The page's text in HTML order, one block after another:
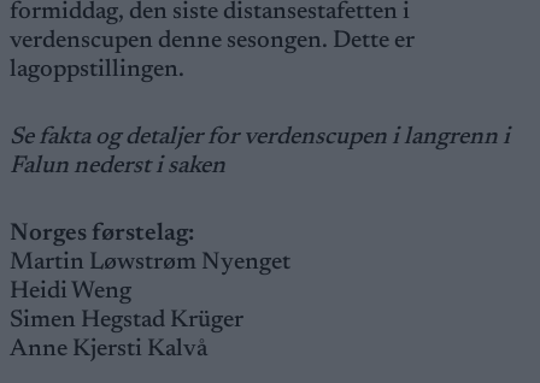
formiddag, den siste distansestafetten i
verdenscupen denne sesongen. Dette er
lagoppstillingen.
Se fakta og detaljer for verdenscupen i langrenn i
Falun nederst i saken
Norges førstelag:
Martin Løwstrøm Nyenget
Heidi Weng
Simen Hegstad Krüger
Anne Kjersti Kalvå